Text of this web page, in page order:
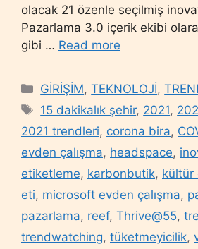
olacak 21 özenle seçilmiş
Pazarlama 3.0 içerik ekibi
gibi … Read more
Categories
GİRİŞİM,TEKNOLOJİ,
Tags
15 dakikalık şehir, 2021,
2021 trendleri, corona bira,
evden çalışma, headspace,
etiketleme, karbonbutik, kültür
eti, microsoft evden çalışma,
pazarlama, reef, Thrive@55,
trendwatching, tüketmeyicilik,